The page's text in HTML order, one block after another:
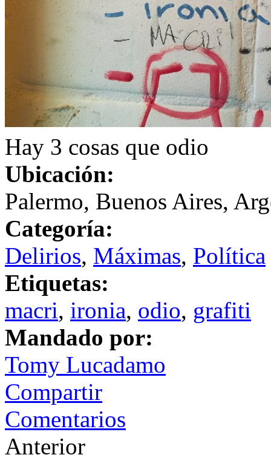
Hay 3 cosas que odio
Ubicación:
Palermo, Buenos Aires,
Categoría:
Delirios, Máximas, Política
Etiquetas:
macri, ironia, odio, grafiti
Mandado por:
Tomy Lucadamo
Compartir
Comentarios
Anterior